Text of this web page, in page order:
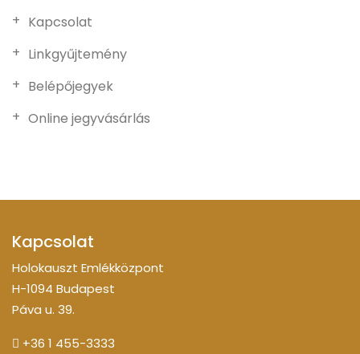
Kapcsolat
Linkgyűjtemény
Belépőjegyek
Online jegyvásárlás
Kapcsolat
Holokauszt Emlékközpont
H-1094 Budapest
Páva u. 39.
+36 1 455-3333